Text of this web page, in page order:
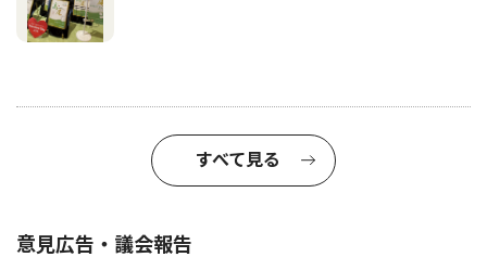
すべて見る
意見広告・議会報告